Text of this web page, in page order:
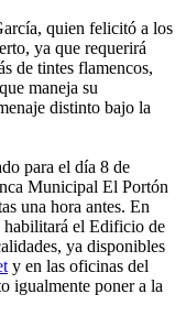
quien felicitó a los
ya que requerirá
de tintes flamencos,
maneja su
distinto bajo la
para el día 8 de
Municipal El Portón
una hora antes. En
habilitará el Edificio de
ya disponibles
y en las oficinas del
igualmente poner a la